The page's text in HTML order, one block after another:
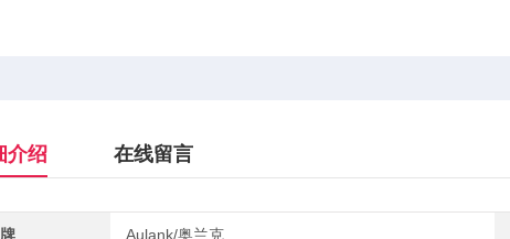
介绍 在线留言
Aulank/奥兰克